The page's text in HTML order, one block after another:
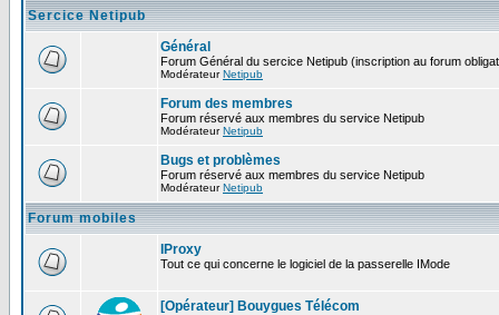
Sercice Netipub
Général
Forum Général du sercice Netipub (inscription au forum
ModérateurNetipub
Forum des membres
Forum réservé aux membres du service Netipub
ModérateurNetipub
Bugs et problèmes
Forum réservé aux membres du service Netipub
ModérateurNetipub
Forum mobiles
IProxy
Tout ce qui concerne le logiciel de la passerelle IMode
[Opérateur] Bouygues Télécom